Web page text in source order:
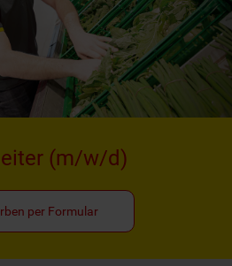
(m/w/d)
per Formular